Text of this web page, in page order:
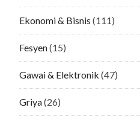
Ekonomi & Bisnis (111)
Fesyen(15)
Gawai & Elektronik (47)
Griya(26)